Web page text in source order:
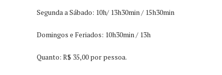
Segunda a Sábado: 10h/ 13h30min / 15h30min
Domingos e Feriados: 10h30min / 13h
Quanto: R$ 35,00 por pessoa.